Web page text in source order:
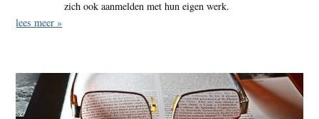
zich ook aanmelden met hun eigen werk.
lees meer »